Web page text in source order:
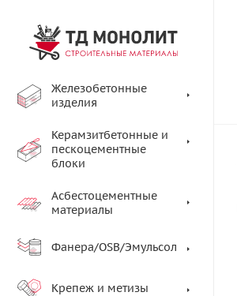
Железобетонные
изделия
Керамзитбетонные и
пескоцементные
блоки
Асбестоцементные
материалы
Фанера/OSB/Эмульсол
Крепеж и метизы